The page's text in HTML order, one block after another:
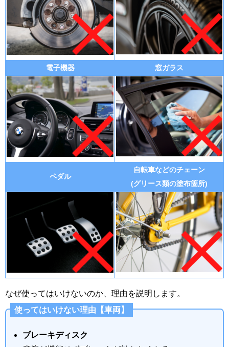
電子機器 窓ガラス
ペダル
自転車などのチェーン
(グリース類の塗布箇所)
なぜ使ってはいけないのか、理由を説明します。
使ってはいけない理由【車両】
ブレーキディスク